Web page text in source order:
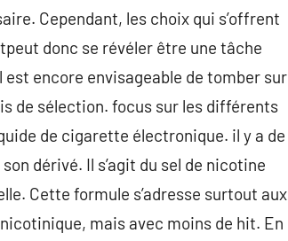
Cependant, les choix qui s’offrent
donc se révéler être une tâche
encore envisageable de tomber sur
de sélection. focus sur les différents
de cigarette électronique. il y a de
dérivé. Il s’agit du sel de nicotine
Cette formule s’adresse surtout aux
mais avec moins de hit. En